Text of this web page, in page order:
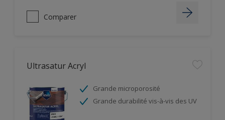
Comparer
Ultrasatur Acryl
Grande microporosité
Grande durabilité vis-à-vis des UV